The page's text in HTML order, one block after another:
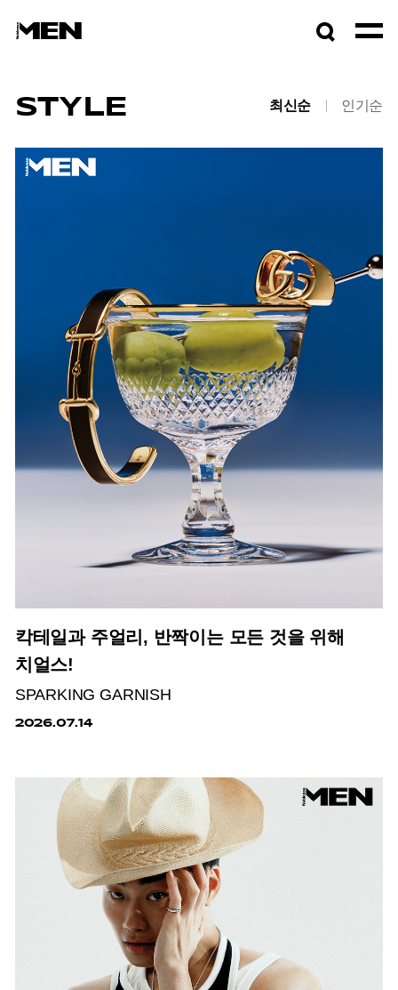
STYLE 최신순 인기순
칵테일과 주얼리, 반짝이는 모든 것을 위해
치얼스!
SPARKING GARNISH
2026.07.14